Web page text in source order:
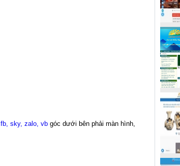
fb, sky, zalo, vb góc dưới bên phải màn hình,